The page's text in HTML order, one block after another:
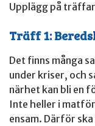
Upplägg på
Träff 1:
Det finns många
under kriser, och
närhet kan bli en
Inte heller i
ensam. Därför